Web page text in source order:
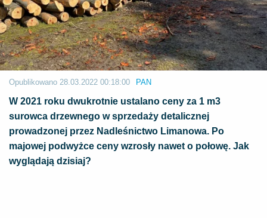
Opublikowano 28.03.2022 00:18:00 PAN
W 2021 roku dwukrotnie ustalano ceny za 1 m3
surowca drzewnego w sprzedaży detalicznej
prowadzonej przez Nadleśnictwo Limanowa. Po
majowej podwyżce ceny wzrosły nawet o połowę. Jak
wyglądają dzisiaj?